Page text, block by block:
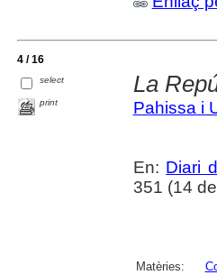
4 / 16
select
print
La
Pahissa i
En: Diari
351 (14
Matèries: